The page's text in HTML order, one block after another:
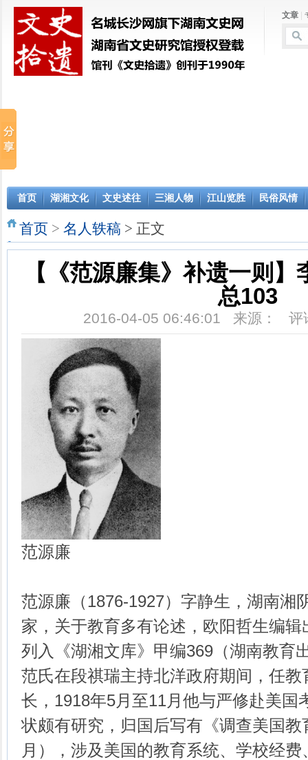
文章
首页 湖湘文化 文史述往 三湘人物 江山览胜 民俗风情
首页 > 名人轶稿 > 正文
【《范源廉集》补遗一则
总103
2016-04-05 06:46:01 来源： 评
范源廉
范源廉（1876-1927）字静生，湖南湘
家，关于教育多有论述，欧阳哲生编
列入《湖湘文库》甲编369（湖南教育
范氏在段祺瑞主持北洋政府期间，任
长，1918年5月至11月他与严修赴美国
状颇有研究，归国后写有《调查美国教
月），涉及美国的教育系统、学校经